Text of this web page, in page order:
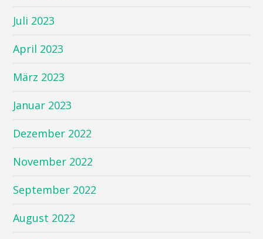
Juli 2023
April 2023
März 2023
Januar 2023
Dezember 2022
November 2022
September 2022
August 2022